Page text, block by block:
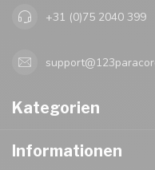
+31 (0)75 2040 399
Kategorien
Informationen